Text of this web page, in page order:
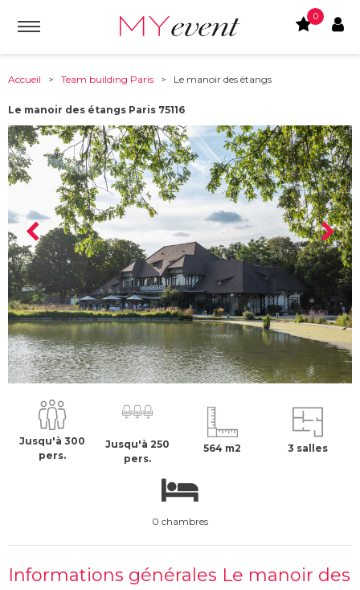
0
Accueil > Team building Paris > Le manoir des étangs
Le manoir des étangs Paris 75116
75116-Paris À partir de :
À la demande € H.T
Jusqu'à 300
pers.
Jusqu'à 250
pers.
564 m2 3 salles
0 chambres
Informations générales Le manoir des